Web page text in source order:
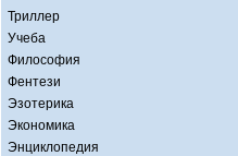
Триллер
Учеба
Философия
Фентези
Эзотерика
Экономика
Энциклопедия